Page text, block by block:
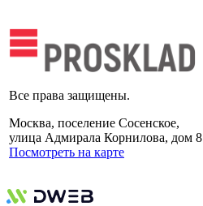
Все права защищены.
Москва, поселение Сосенское,
улица Адмирала Корнилова, дом 8
Посмотреть на карте